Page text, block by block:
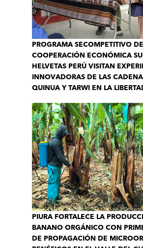
PROGRAMA SECOMPETITIVO
COOPERACIÓN ECONÓMICA
HELVETAS PERÚ VISITAN
INNOVADORAS DE LAS
QUINUA Y TARWI EN LA
PIURA FORTALECE LA
BANANO ORGÁNICO CON
DE PROPAGACIÓN DE